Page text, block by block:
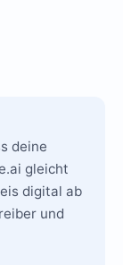
deine
gleicht
digital ab
und